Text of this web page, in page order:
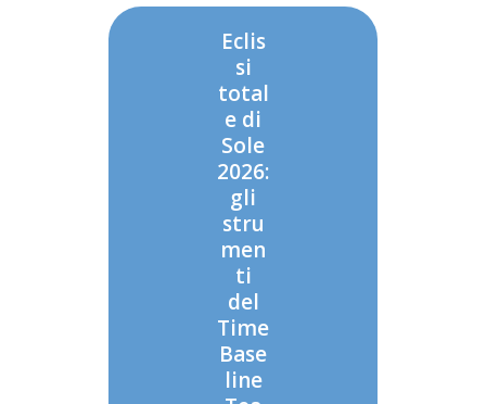
Eclis
si
total
e di
Sole
2026:
gli
stru
men
ti
del
Time
Base
line